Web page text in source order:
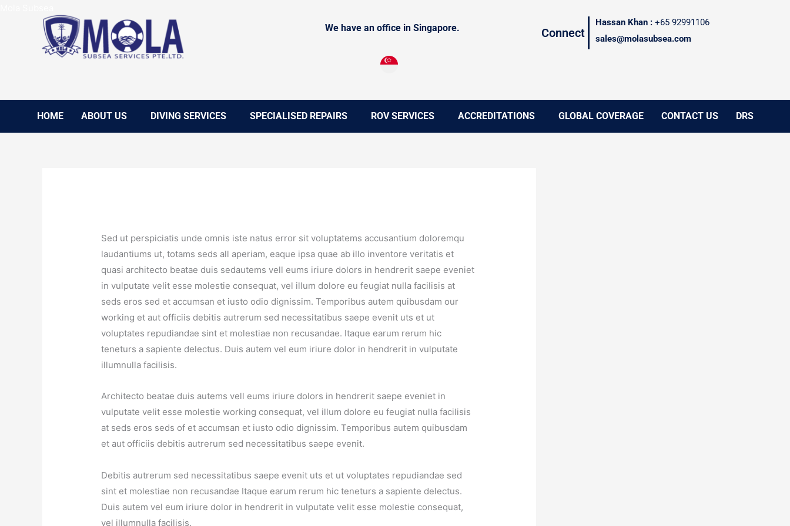
We have an office in Singapore.
Connect
Hassan Khan : +65 92991106
sales@molasubsea.com
HOME ABOUT US DIVING SERVICES SPECIALISED REPAIRS ROV SERVICES ACCREDITATIONS GLOBAL COVERAGE CONTACT US DRS
Sed ut perspiciatis unde omnis iste natus error sit voluptatems accusantium doloremqu
laudantiums ut, totams seds all aperiam, eaque ipsa quae ab illo inventore veritatis et
quasi architecto beatae duis sedautems vell eums iriure dolors in hendrerit saepe eveniet
in vulputate velit esse molestie consequat, vel illum dolore eu feugiat nulla facilisis at
seds eros sed et accumsan et iusto odio dignissim. Temporibus autem quibusdam our
working et aut officiis debitis autrerum sed necessitatibus saepe evenit uts et ut
voluptates repudiandae sint et molestiae non recusandae. Itaque earum rerum hic
teneturs a sapiente delectus. Duis autem vel eum iriure dolor in hendrerit in vulputate
illumnulla facilisis.
Architecto beatae duis autems vell eums iriure dolors in hendrerit saepe eveniet in
vulputate velit esse molestie working consequat, vel illum dolore eu feugiat nulla facilisis
at seds eros seds of et accumsan et iusto odio dignissim. Temporibus autem quibusdam
et aut officiis debitis autrerum sed necessitatibus saepe evenit.
Debitis autrerum sed necessitatibus saepe evenit uts et ut voluptates repudiandae sed
sint et molestiae non recusandae Itaque earum rerum hic teneturs a sapiente delectus.
Duis autem vel eum iriure dolor in hendrerit in vulputate velit esse molestie consequat,
vel illumnulla facilisis.